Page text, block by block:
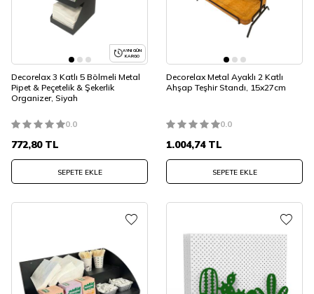
AYNI GÜN
KARGO
Decorelax 3 Katlı 5 Bölmeli Metal
Pipet & Peçetelik & Şekerlik
Organizer, Siyah
0.0
772,80TL
SEPETE EKLE
Decorelax Metal Ayaklı 2 Katlı
Ahşap Teşhir Standı, 15x27cm
0.0
1.004,74TL
SEPETE EKLE